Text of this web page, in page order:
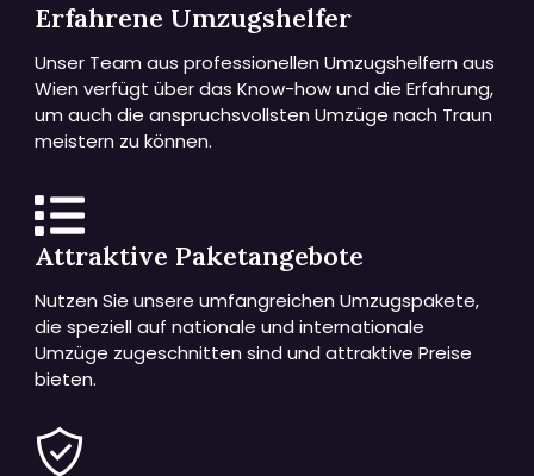
Erfahrene Umzugshelfer
Unser Team aus professionellen Umzugshelfern aus
Wien verfügt über das Know-how und die Erfahrung,
um auch die anspruchsvollsten Umzüge nach Traun
meistern zu können.
Attraktive Paketangebote
Nutzen Sie unsere umfangreichen Umzugspakete,
die speziell auf nationale und internationale
Umzüge zugeschnitten sind und attraktive Preise
bieten.